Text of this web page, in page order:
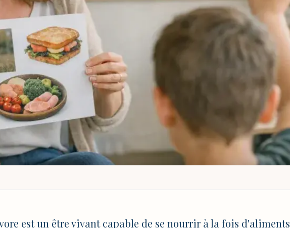
est un être vivant capable de se nourrir à la fois d'aliments